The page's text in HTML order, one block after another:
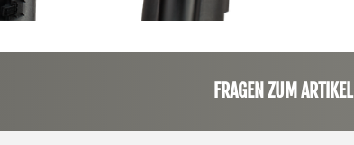
FRAGEN ZUM ARTIKEL